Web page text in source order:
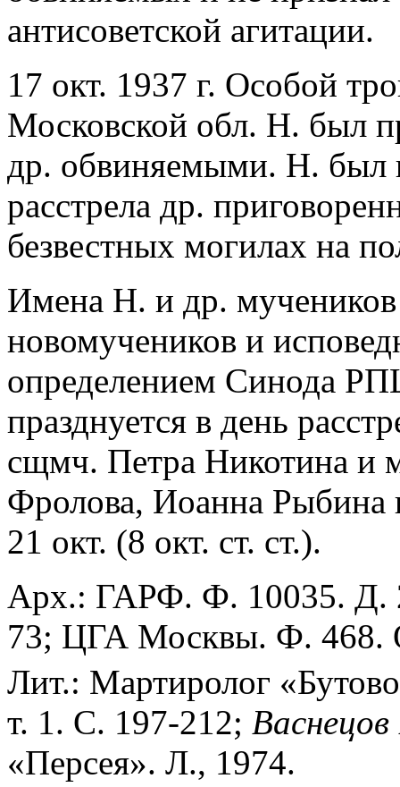
антисоветской агитации.
17 окт. 1937 г. Особой
Московской обл. Н. был
др. обвиняемыми. Н. был
расстрела др.
безвестных могилах на
Имена Н. и др.
новомучеников и
определением Синода
празднуется в день
сщмч. Петра Никотина и
Фролова, Иоанна Рыбина
21 окт. (8 окт. ст. ст.).
Арх.: ГАРФ. Ф. 10035. Д.
73; ЦГА Москвы. Ф. 468.
Лит.: Мартиролог
т. 1. С. 197-212; Васнецов
«Персея». Л., 1974.